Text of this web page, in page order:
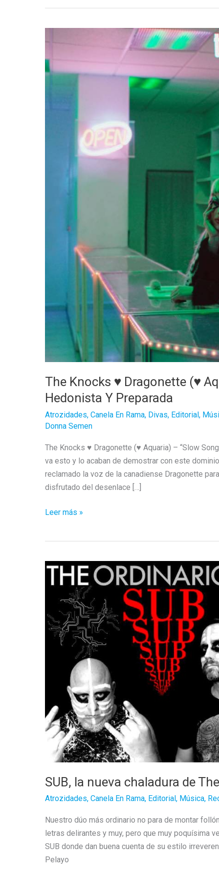
The Knocks ♥ Dragonette (♥
Hedonista Y Preparada
Atrozidades, Canela En Rama, Divas, Editorial,
Donna Semen
The Knocks ♥ Dragonette (♥ Aquaria) – “Slow
va esto y lo acaban de demostrar con este
reclamado la voz de la canadiense Dragonette
disfrutado del desenlace […]
The
(♥
Aquaria)
“Slow
Song”
Generación
Hedonista
Preparada
Leer más »
SUB, la nueva chaladura de
Atrozidades, Canela En Rama, Editorial, Música,
Nuestro dúo más ordinario no para de montar
letras delirantes y muy, pero que muy poquísima
SUB donde dan buena cuenta de su estilo
Pelayo